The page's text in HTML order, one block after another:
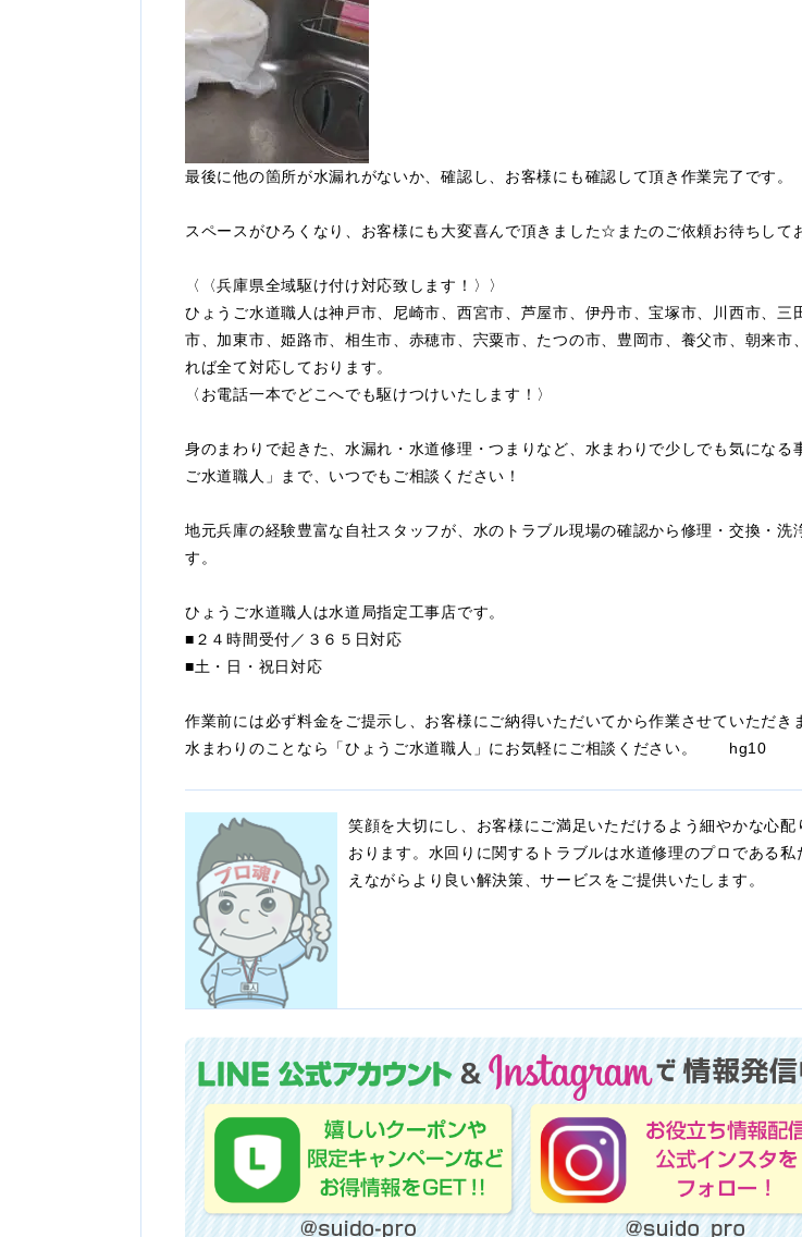
最後に他の箇所が水漏れがないか、確認し、お客様にも確認して頂き作業完了です。
スペースがひろくなり、お客様にも大変喜んで頂きました☆またのご依頼お待ちして
〈〈兵庫県全域駆け付け対応致します！〉〉
ひょうご水道職人は神戸市、尼崎市、西宮市、芦屋市、伊丹市、宝塚市、川西市、
市、加東市、姫路市、相生市、赤穂市、宍粟市、たつの市、豊岡市、養父市、朝来
れば全て対応しております。
〈お電話一本でどこへでも駆けつけいたします！〉
身のまわりで起きた、水漏れ・水道修理・つまりなど、水まわりで少しでも気にな
ご水道職人」まで、いつでもご相談ください！
地元兵庫の経験豊富な自社スタッフが、水のトラブル現場の確認から修理・交換・
す。
ひょうご水道職人は水道局指定工事店です。
■２４時間受付／３６５日対応
■土・日・祝日対応
作業前には必ず料金をご提示し、お客様にご納得いただいてから作業させていただき
水まわりのことなら「ひょうご水道職人」にお気軽にご相談ください。 hg10
笑顔を大切にし、お客様にご満足いただけるよう細やかな心
おります。水回りに関するトラブルは水道修理のプロである
えながらより良い解決策、サービスをご提供いたします。